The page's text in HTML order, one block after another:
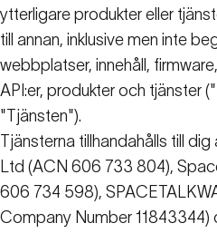
ytterligare produkter eller
till annan, inklusive men inte
webbplatser, innehåll,
API:er, produkter och tjänster
"Tjänsten").
Tjänsterna tillhandahålls till
Ltd (ACN 606 733 804),
606 734 598),
Company Number 11843344)